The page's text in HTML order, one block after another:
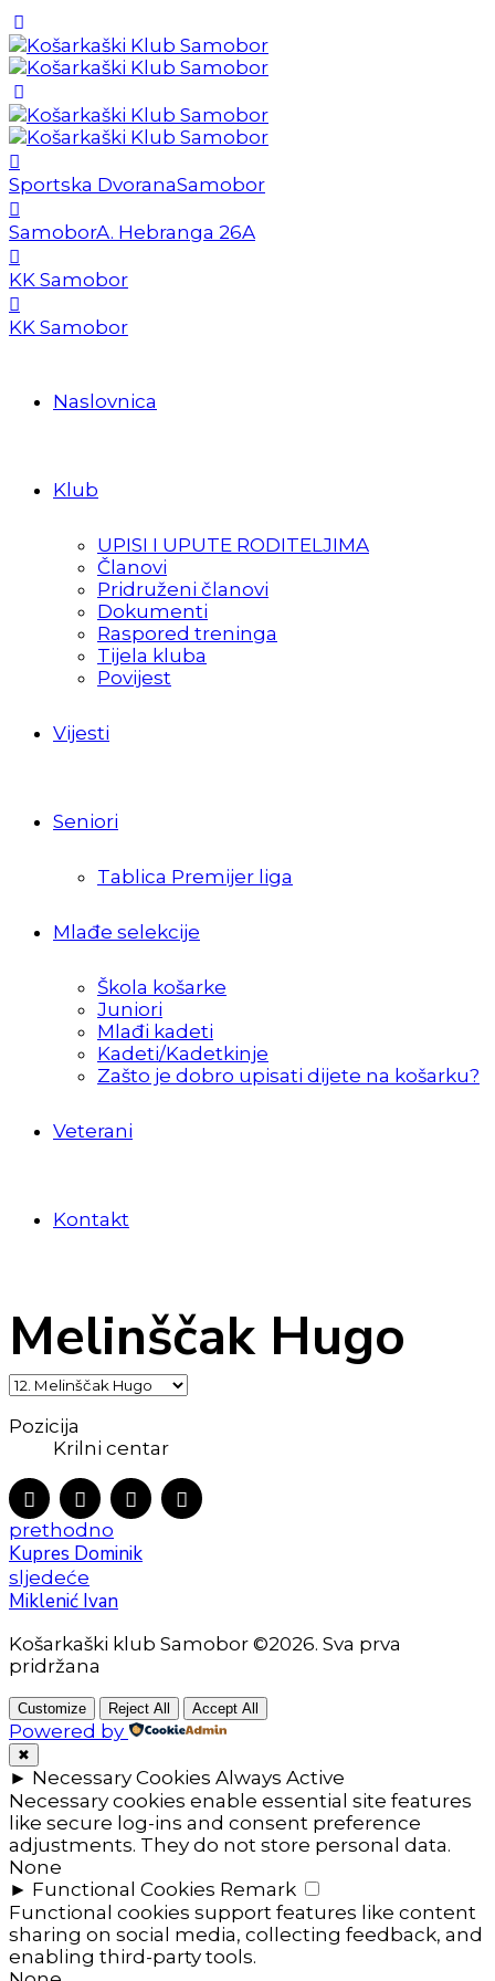
Sportska DvoranaSamobor
SamoborA. Hebranga 26A
KK Samobor
KK Samobor
Naslovnica
Klub
UPISI I UPUTE RODITELJIMA
Članovi
Pridruženi članovi
Dokumenti
Raspored treninga
Tijela kluba
Povijest
Vijesti
Seniori
Tablica Premijer liga
Mlađe selekcije
Škola košarke
Juniori
Mlađi kadeti
Kadeti/Kadetkinje
Zašto je dobro upisati dijete na košarku?
Veterani
Kontakt
Melinščak Hugo
Pozicija
Krilni centar
prethodno
Kupres Dominik
sljedeće
Miklenić Ivan
Košarkaški klub Samobor ©2026. Sva prva
pridržana
Customize Reject All Accept All
Powered by
✖
► Necessary Cookies Always Active
Necessary cookies enable essential site features
like secure log-ins and consent preference
adjustments. They do not store personal data.
None
► Functional Cookies Remark
Functional cookies support features like content
sharing on social media, collecting feedback, and
enabling third-party tools.